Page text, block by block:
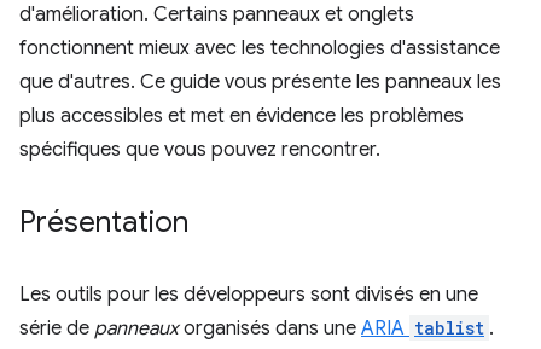
d'amélioration. Certains panneaux et onglets
fonctionnent mieux avec les technologies d'assistance
que d'autres. Ce guide vous présente les panneaux les
plus accessibles et met en évidence les problèmes
spécifiques que vous pouvez rencontrer.
Présentation
Les outils pour les développeurs sont divisés en une
série de panneauxorganisés dans une ARIA tablist .